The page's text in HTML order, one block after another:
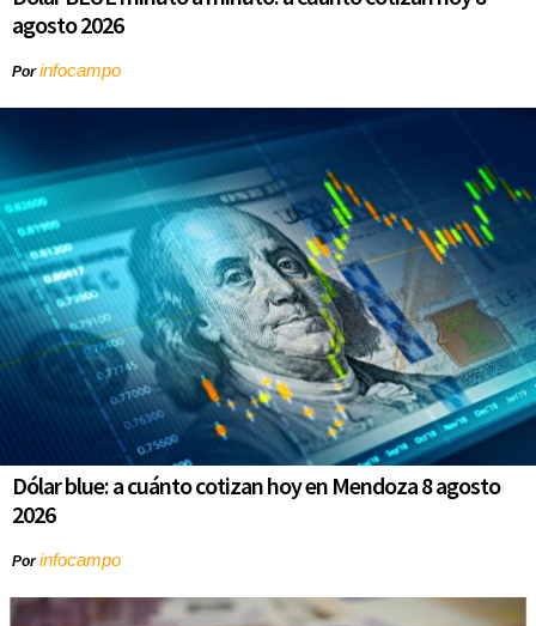
agosto 2026
Porinfocampo
Dólar blue: a cuánto cotizan hoy en Mendoza 8 agosto
2026
Porinfocampo